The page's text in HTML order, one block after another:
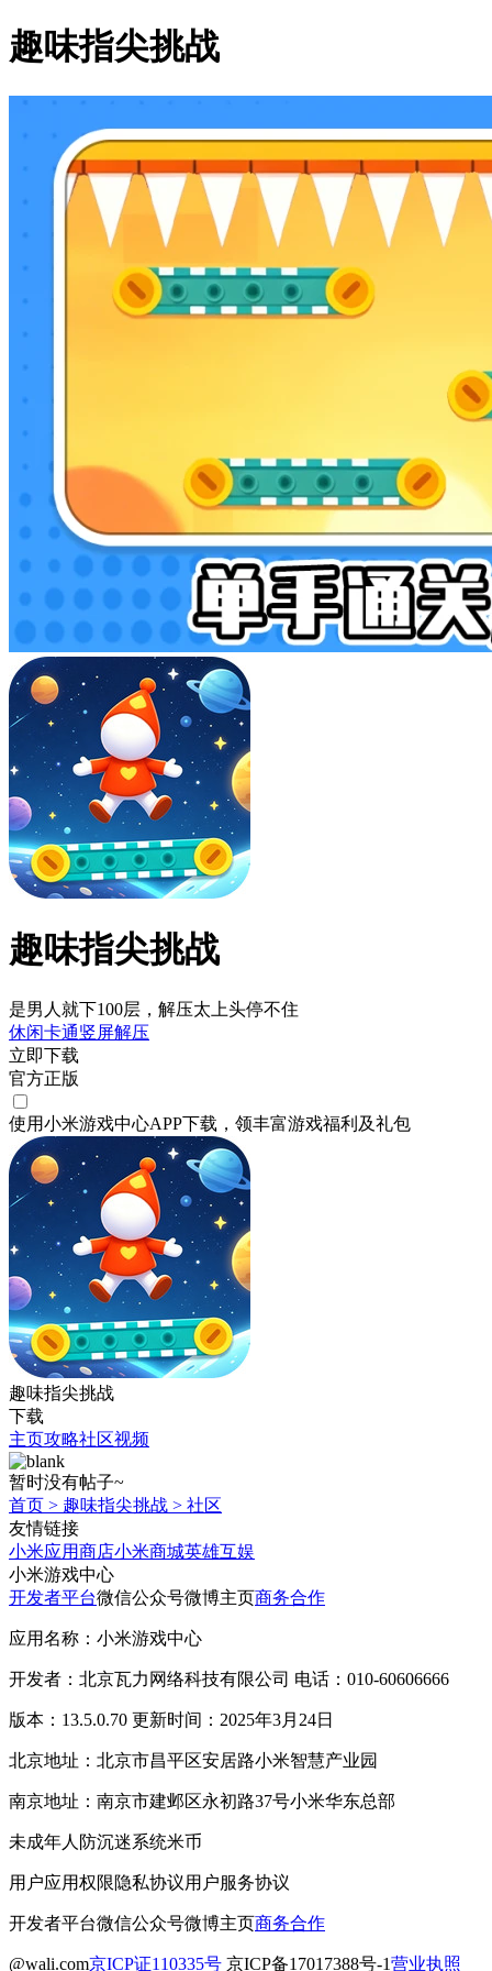
趣味指尖挑战
趣味指尖挑战
是男人就下100层，解压太上头停不住
休闲卡通竖屏解压
立即下载
官方正版
使用小米游戏中心APP下载 ，领丰富游戏福利 及礼包
趣味指尖挑战
下载
主页攻略社区视频
暂时没有帖子~
首页 > 趣味指尖挑战 > 社区
友情链接
小米应用商店小米商城英雄互娱
小米游戏中心
开发者平台微信公众号微博主页商务合作
应用名称：小米游戏中心
开发者：北京瓦力网络科技有限公司 电话：010-60606666
版本：13.5.0.70 更新时间：2025年3月24日
北京地址：北京市昌平区安居路小米智慧产业园
南京地址：南京市建邺区永初路37号小米华东总部
未成年人防沉迷系统米币
用户应用权限隐私协议用户服务协议
开发者平台微信公众号微博主页商务合作
@wali.com京ICP证110335号 京ICP备17017388号-1营业执照